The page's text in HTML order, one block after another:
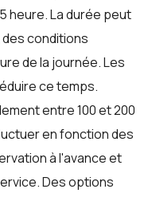
heure. La durée peut
conditions
de la journée. Les
ce temps.
entre 100 et 200
en fonction des
à l'avance et
Des options